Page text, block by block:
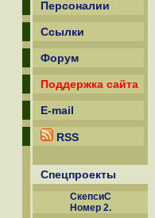
Персоналии
Ссылки
Форум
Поддержка сайта
E-mail
RSS
Спецпроекты
СкепсиС
Номер 2.